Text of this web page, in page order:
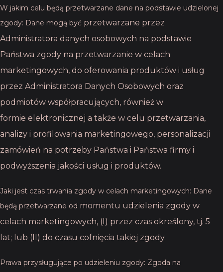
W jakim celu będą przetwarzane dane na podstawie udzielonej
zgody: Dane mogą być przetwarzane przez
Administratora danych osobowych na podstawie
Państwa zgody na przetwarzanie w celach
marketingowych, do oferowania produktów i usług
przez Administratora Danych Osobowych oraz
podmiotów współpracujących, również w
formie elektronicznej a także w celu przetwarzania,
analizy i profilowania marketingowego, personalizacji
zamówień na potrzeby Państwa i Państwa firmy i
podwyższenia jakości usług i produktów.
Jaki jest czas trwania zgody w celach marketingowych: Dane
będą przetwarzane od momentu udzielenia zgody w
celach marketingowych, (I) przez czas określony, tj. 5
lat; lub (II) do czasu cofnięcia takiej zgody.
Prawa przysługujące po udzieleniu zgody: Zgoda na